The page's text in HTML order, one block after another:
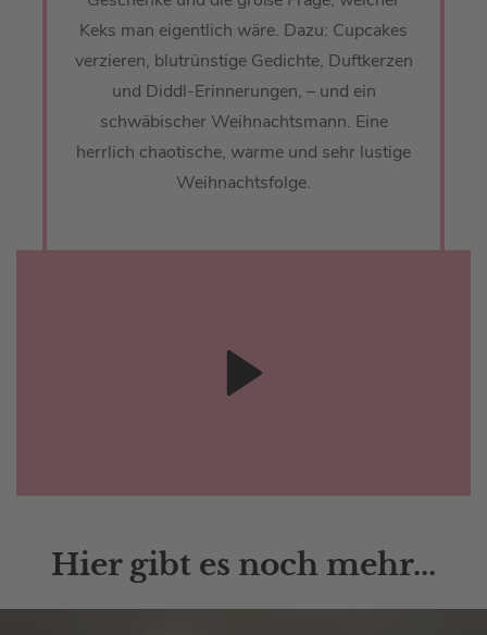
Keks man eigentlich wäre. Dazu: Cupcakes
verzieren, blutrünstige Gedichte, Duftkerzen
und Diddl-Erinnerungen, – und ein
schwäbischer Weihnachtsmann. Eine
herrlich chaotische, warme und sehr lustige
Weihnachtsfolge.
Hier gibt es noch mehr...